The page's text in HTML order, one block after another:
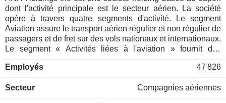
dont l'activité principale est le secteur aérien. La société
opère à travers quatre segments d'activité. Le segment
Aviation assure le transport aérien régulier et non régulier de
passagers et de fret sur des vols nationaux et internationaux.
Le segment « Activités liées à l'aviation » fournit des
manutention et la maintenance aéroportuaires, ainsi que
services d'information et de réservation par téléphone. Le
Employés 47 826
Secteur Compagnies aériennes